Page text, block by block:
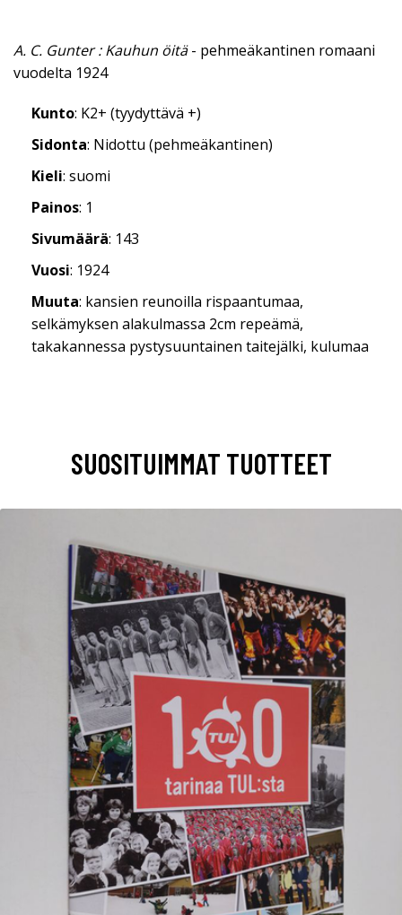
A. C. Gunter : Kauhun öitä- pehmeäkantinen romaani
vuodelta 1924
Kunto: K2+ (tyydyttävä +)
Sidonta: Nidottu (pehmeäkantinen)
Kieli: suomi
Painos: 1
Sivumäärä: 143
Vuosi: 1924
Muuta: kansien reunoilla rispaantumaa,
selkämyksen alakulmassa 2cm repeämä,
takakannessa pystysuuntainen taitejälki, kulumaa
SUOSITUIMMAT TUOTTEET